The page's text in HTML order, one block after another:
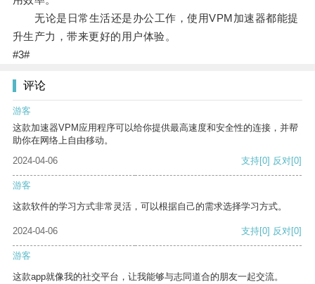
无论是日常生活还是办公工作，使用VPM加速器都能提
升生产力，带来更好的用户体验。
#3#
评论
游客
这款加速器VPM应用程序可以给你提供最高速度和安全性的连接，并帮
助你在网络上自由移动。
2024-04-06
支持[0] 反对[0]
游客
这款软件的学习方式非常灵活，可以根据自己的需求选择学习方式。
2024-04-06 支持[0] 反对[0]
游客
这款app就像我的社交平台，让我能够与志同道合的朋友一起交流。